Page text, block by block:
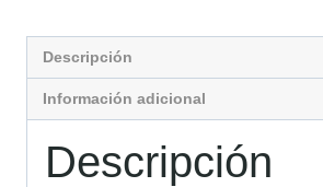
Descripción
Información adicional
Descripción